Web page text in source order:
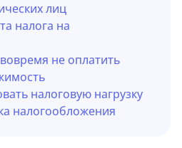
лиц
налога на
не оплатить
налоговую нагрузку
налогообложения